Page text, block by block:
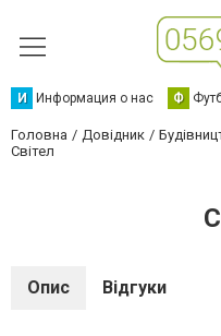
И Информация о нас Ф
Головна Довідник
Світел
Опис Відгуки